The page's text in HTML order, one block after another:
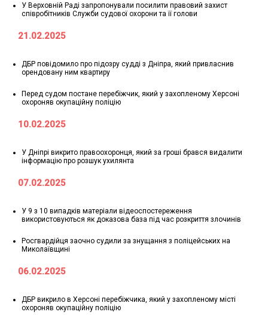
У Верховній Раді запропонували посилити правовий захист
співробітників Служби судової охорони та її голови
21.02.2025
ДБР повідомило про підозру судді з Дніпра, який привласнив
орендовану ним квартиру
Перед судом постане перебіжчик, який у захопленому Херсоні
охороняв окупаційну поліцію
10.02.2025
У Дніпрі викрито правоохоронця, який за гроші брався видалити
інформацію про розшук ухилянта
07.02.2025
У 9 з 10 випадків матеріали відеоспостереження
використовуються як доказова база під час розкриття злочинів
Росгвардійця заочно судили за знущання з поліцейських на
Миколаївщині
06.02.2025
ДБР викрило в Херсоні перебіжчика, який у захопленому місті
охороняв окупаційну поліцію